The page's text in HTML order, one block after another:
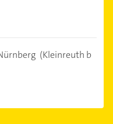
(Kleinreuth b